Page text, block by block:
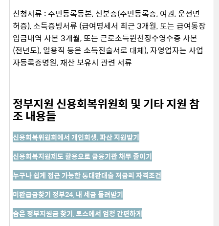
신청서류 : 주민등록등본, 신분증(주민등록증, 여권, 운전면
허증), 소득증빙서류 (급여명세서 최근 3개월, 또는 급여통장
입금내역 사본 3개월, 또는 근로소득원천징수영수증 사본
(전년도), 일용직 등은 소득진술서로 대체), 자영업자는 사업
자등록증명원, 재산 보유시 관련 서류
정부지원 신용회복위원회 및 기타 지원 참
조 내용들
신용회복위원회에서 개인회생, 파산 지원받기
신용회복지원제도 활용으로 금융기관 채무 줄이기
누구나 쉽게 접근 가능한 통대환대출 저금리 자격조건
미환급금찾기 정부24, 내 세금 돌려받기
숨은 정부지원금 찾기, 토스에서 엄청 간편하게